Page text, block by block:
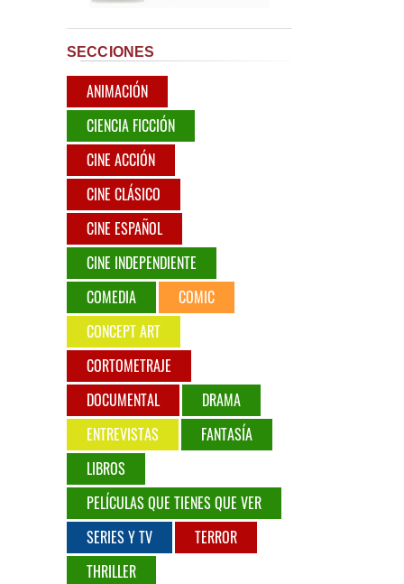
SECCIONES
ANIMACIÓN
CIENCIA FICCIÓN
CINE ACCIÓN
CINE CLÁSICO
CINE ESPAÑOL
CINE INDEPENDIENTE
COMEDIA
COMIC
CONCEPT ART
CORTOMETRAJE
DOCUMENTAL
DRAMA
ENTREVISTAS
FANTASÍA
LIBROS
PELÍCULAS QUE TIENES QUE VER
SERIES Y TV
TERROR
THRILLER